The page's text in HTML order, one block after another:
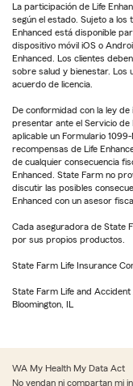
La participación de Life
según el estado. Sujeto a los
Enhanced está disponible
dispositivo móvil iOS o
Enhanced. Los clientes
sobre salud y bienestar. Los
acuerdo de licencia.
De conformidad con la ley
presentar ante el Servicio
aplicable un Formulario
recompensas de Life
de cualquier consecuencia
Enhanced. State Farm no
discutir las posibles
Enhanced con un asesor
Cada aseguradora de State
por sus propios productos.
State Farm Life Insurance
State Farm Life and
Bloomington, IL
WA My Health My Data Act
No vendan ni compartan mi